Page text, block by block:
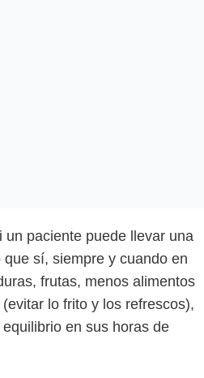
paciente puede llevar una
sí, siempre y cuando en
frutas, menos alimentos
lo frito y los refrescos),
en sus horas de